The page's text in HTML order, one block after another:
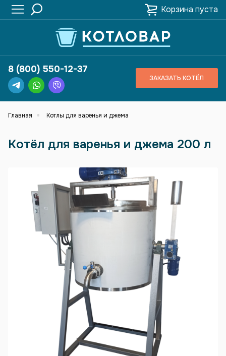
Корзина пуста
8 (800) 550-12-37
ЗАКАЗАТЬ КОТЁЛ
Главная Котлы для варенья и джема
Котёл для варенья и джема 200 л
Закрыть
Здравствуйте,
помочь Вам подобрать
варочный котёл?
Перезвоним за
24 секунды?
условия соглашения
00:23:99
Выбрать удобное время звонка